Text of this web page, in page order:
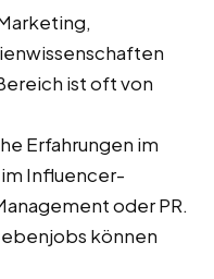
ist oft von
Erfahrungen im
Influencer-
oder PR.
können